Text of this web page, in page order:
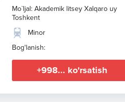
Mo`ljal: Akademik litsey Xalqaro uy
Toshkent
Minor
Bog'lanish:
+998... ko'rsatish